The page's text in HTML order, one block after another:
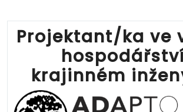
Projektant/ka ve
krajinném